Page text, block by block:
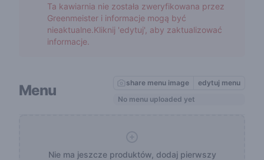
Ta kawiarnia nie została zweryfikowana przez
Greenmeister i informacje mogą być
nieaktualne.Kliknij 'edytuj', aby zaktualizować
informacje.
Menu share menu image
edytuj menu
No menu uploaded yet
Nie ma jeszcze produktów, dodaj pierwszy